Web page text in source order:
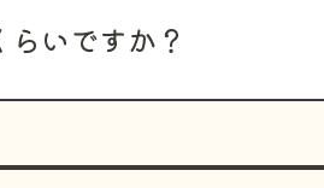
いですか？